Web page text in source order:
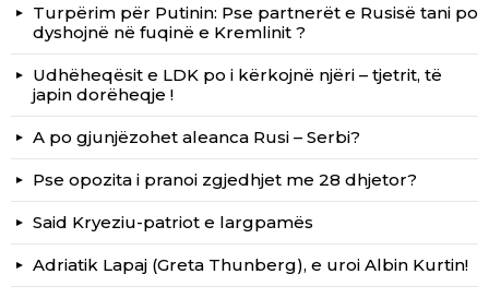
Turpërim për Putinin: Pse partnerët e Rusisë tani po
dyshojnë në fuqinë e Kremlinit ?
Udhëheqësit e LDK po i kërkojnë njëri – tjetrit, të
japin dorëheqje !
A po gjunjëzohet aleanca Rusi – Serbi?
Pse opozita i pranoi zgjedhjet me 28 dhjetor?
Said Kryeziu-patriot e largpamës
Adriatik Lapaj (Greta Thunberg), e uroi Albin Kurtin!